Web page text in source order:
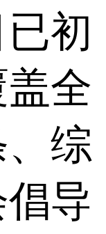
初
全
综
导